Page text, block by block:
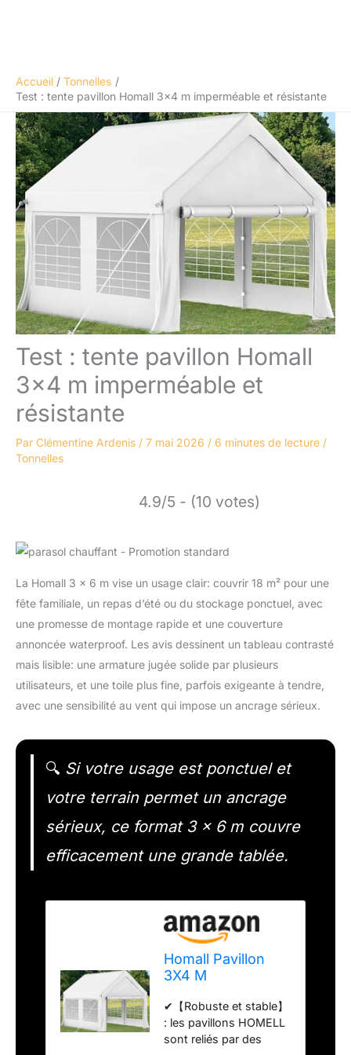
Accueil
Tonnelles
Test : tente pavillon Homall 3×4 m imperméable et résistante
Test : tente pavillon Homall
3×4 m imperméable et
résistante
Par Clémentine Ardenis / 7 mai 2026 / 6 minutes de lecture /
Tonnelles
4.9/5 - (10 votes)
La Homall 3 x 6 m vise un usage clair: couvrir 18 m² pour une
fête familiale, un repas d’été ou du stockage ponctuel, avec
une promesse de montage rapide et une couverture
annoncée waterproof. Les avis dessinent un tableau contrasté
mais lisible: une armature jugée solide par plusieurs
utilisateurs, et une toile plus fine, parfois exigeante à tendre,
avec une sensibilité au vent qui impose un ancrage sérieux.
🔍 Si votre usage est ponctuel et
votre terrain permet un ancrage
sérieux, ce format 3 x 6 m couvre
efficacement une grande tablée.
Homall Pavillon
3X4 M
Stable résistant à
l'hiver Tente de
réception avec 4
✔【Robuste et stable】
: les pavillons HOMELL
sont reliés par des